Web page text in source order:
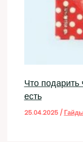
Что подарить
есть
25.04.2025 /